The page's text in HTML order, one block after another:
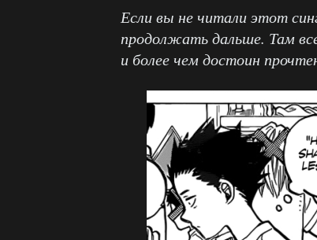
Если вы не читали этот
продолжать дальше. Там
и более чем достоин